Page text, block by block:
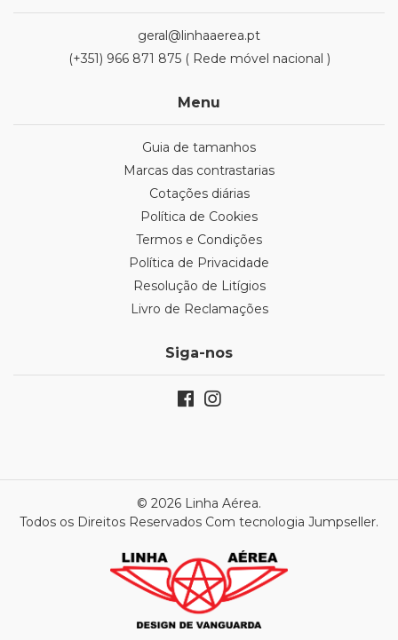
geral@linhaaerea.pt
(+351) 966 871 875 ( Rede móvel nacional )
Menu
Guia de tamanhos
Marcas das contrastarias
Cotações diárias
Política de Cookies
Termos e Condições
Política de Privacidade
Resolução de Litígios
Livro de Reclamações
Siga-nos
© 2026 Linha Aérea.
Todos os Direitos Reservados Com tecnologia Jumpseller.